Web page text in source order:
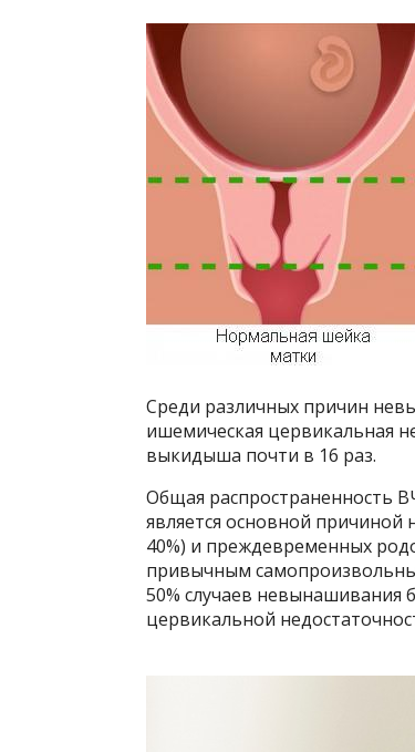
Среди различных причин
ишемическая цервикальная
выкидыша почти в 16 раз.
Общая распространенность
является основной
40%) и преждевременных
привычным
50% случаев невынашивания
цервикальной